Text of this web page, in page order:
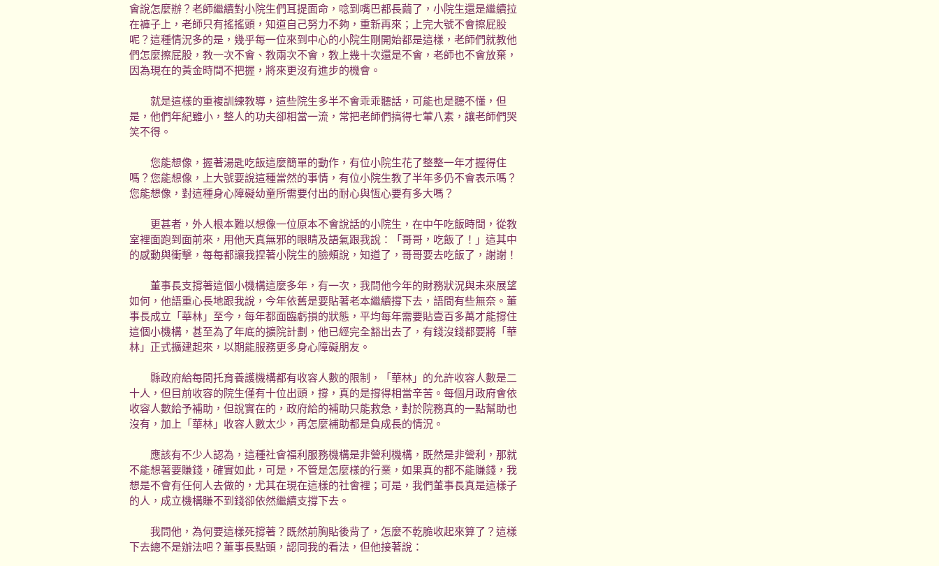
會說怎麼辦？老師繼續對小院生們耳提面命，唸到嘴巴都長繭了，小院生還是繼續拉
在褲子上，老師只有搖搖頭，知道自己努力不夠，重新再來；上完大號不會擦屁股
呢？這種情況多的是，幾乎每一位來到中心的小院生剛開始都是這樣，老師們就教他
們怎麼擦屁股，教一次不會、教兩次不會，教上幾十次還是不會，老師也不會放棄，
因為現在的黃金時間不把握，將來更沒有進步的機會。
就是這樣的重複訓練教導，這些院生多半不會乖乖聽話，可能也是聽不懂，但
是，他們年紀雖小，整人的功夫卻相當一流，常把老師們搞得七葷八素，讓老師們哭
笑不得。
您能想像，握著湯匙吃飯這麼簡單的動作，有位小院生花了整整一年才握得住
嗎？您能想像，上大號要說這種當然的事情，有位小院生教了半年多仍不會表示嗎？
您能想像，對這種身心障礙幼童所需要付出的耐心與恆心要有多大嗎？
更甚者，外人根本難以想像一位原本不會說話的小院生，在中午吃飯時間，從教
室裡面跑到面前來，用他天真無邪的眼睛及語氣跟我說：「哥哥，吃飯了！」這其中
的感動與衝擊，每每都讓我捏著小院生的臉頰說，知道了，哥哥要去吃飯了，謝謝！
董事長支撐著這個小機構這麼多年，有一次，我問他今年的財務狀況與未來展望
如何，他語重心長地跟我說，今年依舊是要貼著老本繼續撐下去，語間有些無奈。董
事長成立「華林」至今，每年都面臨虧損的狀態，平均每年需要貼壹百多萬才能撐住
這個小機構，甚至為了年底的擴院計劃，他已經完全豁出去了，有錢沒錢都要將「華
林」正式擴建起來，以期能服務更多身心障礙朋友。
縣政府給每間托育養護機構都有收容人數的限制，「華林」的允許收容人數是二
十人，但目前收容的院生僅有十位出頭，撐，真的是撐得相當辛苦。每個月政府會依
收容人數給予補助，但說實在的，政府給的補助只能救急，對於院務真的一點幫助也
沒有，加上「華林」收容人數太少，再怎麼補助都是負成長的情況。
應該有不少人認為，這種社會福利服務機構是非營利機構，既然是非營利，那就
不能想著要賺錢，確實如此，可是，不管是怎麼樣的行業，如果真的都不能賺錢，我
想是不會有任何人去做的，尤其在現在這樣的社會裡；可是，我們董事長真是這樣子
的人，成立機構賺不到錢卻依然繼續支撐下去。
我問他，為何要這樣死撐著？既然前胸貼後背了，怎麼不乾脆收起來算了？這樣
下去總不是辦法吧？董事長點頭，認同我的看法，但他接著說：